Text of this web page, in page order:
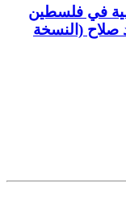
في فلسطين
رائد صلاح (النسخة